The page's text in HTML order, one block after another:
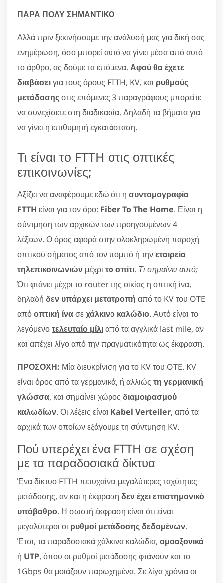
ΠΑΡΑ ΠΟΛΥ ΣΗΜΑΝΤΙΚΟ
Αλλά πριν ξεκινήσουμε την ανάλυσή μας για δική σας
ενημέρωση, όσο μπορεί αυτό να γίνει μέσα από αυτό
το άρθρο, ας δούμε τα επόμενα. Αφού θα έχετε
διαβάσειγια τους όρους FTTH, KV, και ρυθμούς
μετάδοσηςστις επόμενες 3 παραγράφους μπορείτε
να συνεχίσετε στη διαδικασία. Δηλαδή τα βήματα για
να γίνει η επιθυμητή εγκατάσταση.
Τι είναι το FTTH στις οπτικές
επικοινωνίες;
Αξίζει να αναφέρουμε εδώ ότι η συντομογραφία
FTTH είναι για τον όρο: Fiber To The Home. Είναι η
σύντμηση των αρχικών των προηγουμένων 4
λέξεων. Ο όρος αφορά στην ολοκληρωμένη παροχή
οπτικού σήματος από τον πομπό ή τηνεταιρεία
τηλεπικοινωνιών μέχρι το σπίτι. Τι σημαίνει αυτό;
Ότι φτάνει μέχρι το router της οικίας η οπτική ίνα,
δηλαδή δεν υπάρχει μετατροπή από το KV του OTE
απόοπτική ίνασεχάλκινο καλώδιο. Αυτό είναι το
λεγόμενοτελευταίο μίλιαπό τα αγγλικά last mile, αν
και απέχει λίγο από την πραγματικότητα ως έκφραση.
ΠΡΟΣΟΧΗ: Μία διευκρίνιση για το KV του OTE. KV
είναι όρος από τα γερμανικά, ή αλλιώς τη γερμανική
γλώσσα, και σημαίνει χώρος διαμοιρασμού
καλωδίων. Οι λέξεις είναι Kabel Verteiler, από τα
αρχικά των οποίων εξάγουμε τη σύντμηση KV.
Πού υπερέχει ένα FTTH σε σχέση
με τα παραδοσιακά δίκτυα
Ένα δίκτυο FTTH πετυχαίνει μεγαλύτερες ταχύτητες
μετάδοσης, αν και η έκφραση δεν έχει επιστημονικό
υπόβαθρο. Η σωστή έκφραση είναι ότι είναι
μεγαλύτεροι οι ρυθμοί μετάδοσης δεδομένων.
Έτσι, τα παραδοσιακά χάλκινα καλώδια, ομοαξονικά
ή UTP, όπου οι ρυθμοί μετάδοσης φτάνουν και το
1Gbps θα μοιάζουν παρωχημένα. Σε λίγα χρόνια οι